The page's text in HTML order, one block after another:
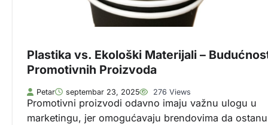
Plastika vs. Ekološki Materijali –
Promotivnih Proizvoda
Petar septembar 23, 2025 276 Views
Promotivni proizvodi odavno imaju važnu ulogu u
marketingu, jer omogućavaju brendovima da ostanu